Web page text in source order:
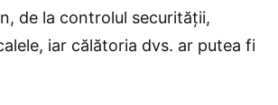
de la controlul securităţii,
iar călătoria dvs. ar putea fi